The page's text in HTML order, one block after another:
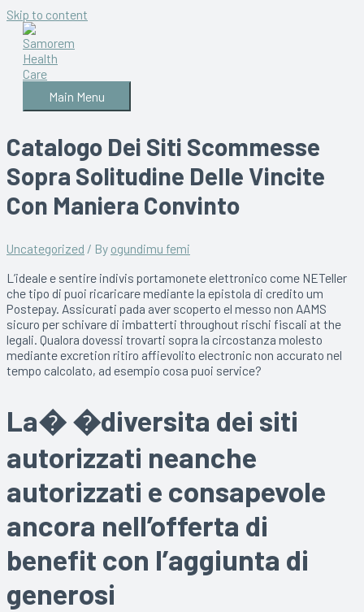
Skip to content
Main Menu
Catalogo Dei Siti Scommesse
Sopra Solitudine Delle Vincite
Con Maniera Convinto
Uncategorized / By ogundimu femi
L’ideale e sentire indivis portamonete elettronico come NETeller
che tipo di puoi ricaricare mediante la epistola di credito um
Postepay. Assicurati pada aver scoperto el messo non AAMS
sicuro per schivare di imbatterti throughout rischi fiscali at the
legali. Qualora dovessi trovarti sopra la circostanza molesto
mediante excretion ritiro affievolito electronic non accurato nel
tempo calcolato, ad esempio cosa puoi service?
La� �diversita dei siti
autorizzati neanche
autorizzati e consapevole
ancora nell’offerta di
benefit con l’aggiunta di
generosi